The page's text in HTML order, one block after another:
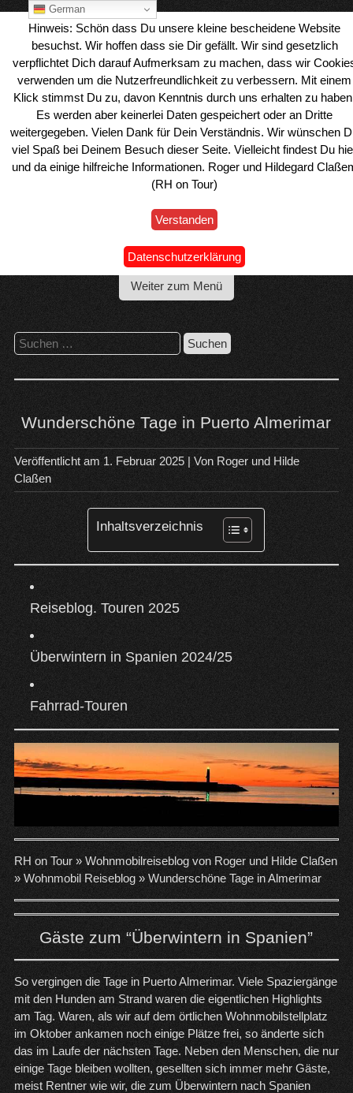
content
Wohnmobil Reiseblog Roger & Hilde
Weiter zum Menü
Suchen
nach:
Wunderschöne Tage in Puerto Almerimar
Veröffentlicht am 1. Februar 2025| Von Roger und Hilde
Claßen
Inhaltsverzeichnis
Reiseblog. Touren 2025
Überwintern in Spanien 2024/25
Fahrrad-Touren
RH on Tour » Wohnmobilreiseblog von Roger und Hilde Claßen
» Wohnmobil Reiseblog» Wunderschöne Tage in Almerimar
Gäste zum “Überwintern in Spanien”
So vergingen die Tage in Puerto Almerimar. Viele Spaziergänge
mit den Hunden am Strand waren die eigentlichen Highlights
am Tag. Waren, als wir auf dem örtlichen Wohnmobilstellplatz
im Oktober ankamen noch einige Plätze frei, so änderte sich
das im Laufe der nächsten Tage. Neben den Menschen, die nur
einige Tage bleiben wollten, gesellten sich immer mehr Gäste,
meist Rentner wie wir, die zum Überwintern nach Spanien
Hinweis: Schön dass Du unsere kleine bescheidene Website
besuchst. Wir hoffen dass sie Dir gefällt. Wir sind gesetzlich
verpflichtet Dich darauf Aufmerksam zu machen, dass wir
verwenden um die Nutzerfreundlichkeit zu verbessern. Mit einem
Klick stimmst Du zu, davon Kenntnis durch uns erhalten zu
Es werden aber keinerlei Daten gespeichert oder an Dritte
weitergegeben. Vielen Dank für Dein Verständnis. Wir wünschen
viel Spaß bei Deinem Besuch dieser Seite. Vielleicht findest Du
und da einige hilfreiche Informationen. Roger und Hildegard
(RH on Tour)
Verstanden
Datenschutzerklärung
German